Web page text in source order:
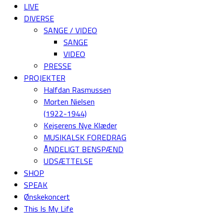
LIVE
DIVERSE
SANGE / VIDEO
SANGE
VIDEO
PRESSE
PROJEKTER
Halfdan Rasmussen
Morten Nielsen
(1922-1944)
Kejserens Nye Klæder
MUSIKALSK FOREDRAG
ÅNDELIGT BENSPÆND
UDSÆTTELSE
SHOP
SPEAK
Ønskekoncert
This Is My Life